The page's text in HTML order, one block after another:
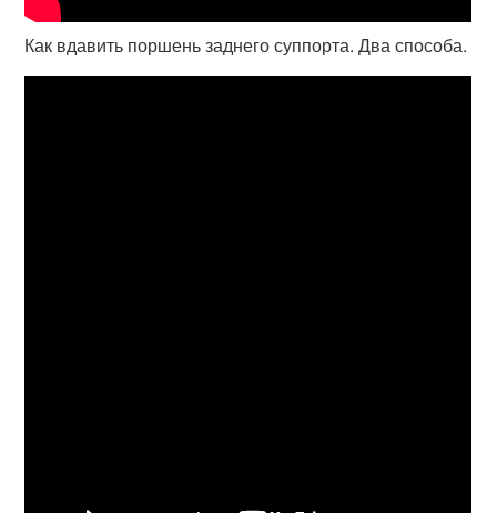
Как вдавить поршень заднего суппорта. Два способа.